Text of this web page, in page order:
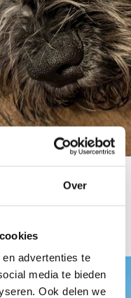
Over
advertenties te
media te bieden
Ook delen we